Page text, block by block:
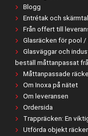
Blogg
Entrétak och
Från offert till
Glasräcken för pool
Glasväggar och
beställ måttanpassat
Måttanpassade
Om Inoxa på nätet
Om leveransen
Ordersida
Trappräcken: En
Utförda objekt